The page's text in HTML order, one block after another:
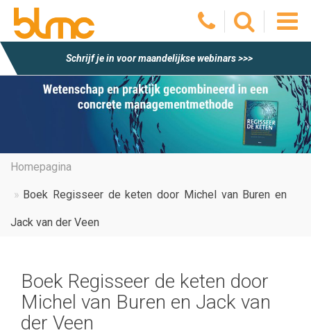
Schrijf je in voor maandelijkse webinars >>>
Homepagina
Boek Regisseer de keten door Michel van Buren en
Jack van der Veen
Boek Regisseer de keten door
Michel van Buren en Jack van
der Veen